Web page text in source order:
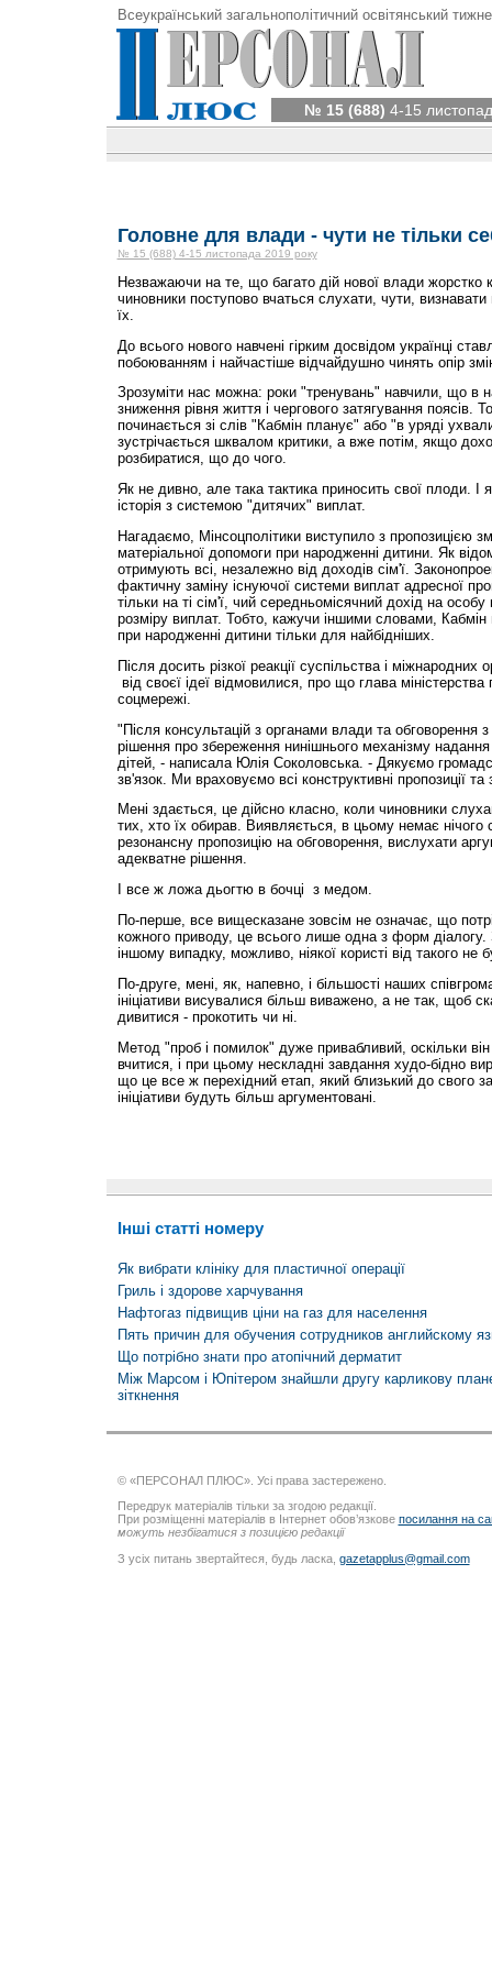
Всеукраїнський загальнополітичний освітянський
№ 15 (688) 4-15
Головне для влади - чути не тільки
№ 15 (688) 4-15 листопада 2019 року
Незважаючи на те, що багато дій нової влади жорстко
чиновники поступово вчаться слухати, чути, визнавати
їх.
До всього нового навчені гірким досвідом українці
побоюванням і найчастіше відчайдушно чинять опір
Зрозуміти нас можна: роки "тренувань" навчили, що в
зниження рівня життя і чергового затягування поясів.
починається зі слів "Кабмін планує" або "в уряді
зустрічається шквалом критики, а вже потім, якщо
розбиратися, що до чого.
Як не дивно, але така тактика приносить свої плоди. І
історія з системою "дитячих" виплат.
Нагадаємо, Мінсоцполітики виступило з пропозицією
матеріальної допомоги при народженні дитини. Як
отримують всі, незалежно від доходів сім'ї.
фактичну заміну існуючої системи виплат адресної
тільки на ті сім'ї, чий середньомісячний дохід на
розміру виплат. Тобто, кажучи іншими словами, Кабмін
при народженні дитини тільки для найбідніших.
Після досить різкої реакції суспільства і міжнародних
від своєї ідеї відмовилися, про що глава міністерства
соцмережі.
"Після консультацій з органами влади та обговорення
рішення про збереження нинішнього механізму
дітей, - написала Юлія Соколовська. - Дякуємо
зв'язок. Ми враховуємо всі конструктивні пропозиції
Мені здається, це дійсно класно, коли чиновники
тих, хто їх обирав. Виявляється, в цьому немає нічого
резонансну пропозицію на обговорення, вислухати
адекватне рішення.
І все ж ложа дьогтю в бочці з медом.
По-перше, все вищесказане зовсім не означає, що
кожного приводу, це всього лише одна з форм
іншому випадку, можливо, ніякої користі від такого не
По-друге, мені, як, напевно, і більшості наших
ініціативи висувалися більш виважено, а не так, щоб
дивитися - прокотить чи ні.
Метод "проб і помилок" дуже привабливий, оскільки
вчитися, і при цьому нескладні завдання худо-бідно
що це все ж перехідний етап, який близький до свого
ініціативи будуть більш аргументовані.
Інші статті номеру
Як вибрати клініку для пластичної операції
Гриль і здорове харчування
Нафтогаз підвищив ціни на газ для населення
Пять причин для обучения сотрудников английскому
Що потрібно знати про атопічний дерматит
Між Марсом і Юпітером знайшли другу карликову
зіткнення
© «ПЕРСОНАЛ ПЛЮС». Усі права застережено.
Передрук матеріалів тільки за згодою редакції.
При розміщенні матеріалів в Інтернет обов’язкове посилання на
можуть незбігатися з позицією редакції
З усіх питань звертайтеся, будь ласка, gazetapplus@gmail.com